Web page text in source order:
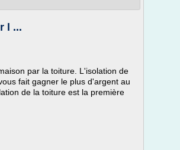
l ...
par la toiture. L'isolation de
fait gagner le plus d'argent au
de la toiture est la première